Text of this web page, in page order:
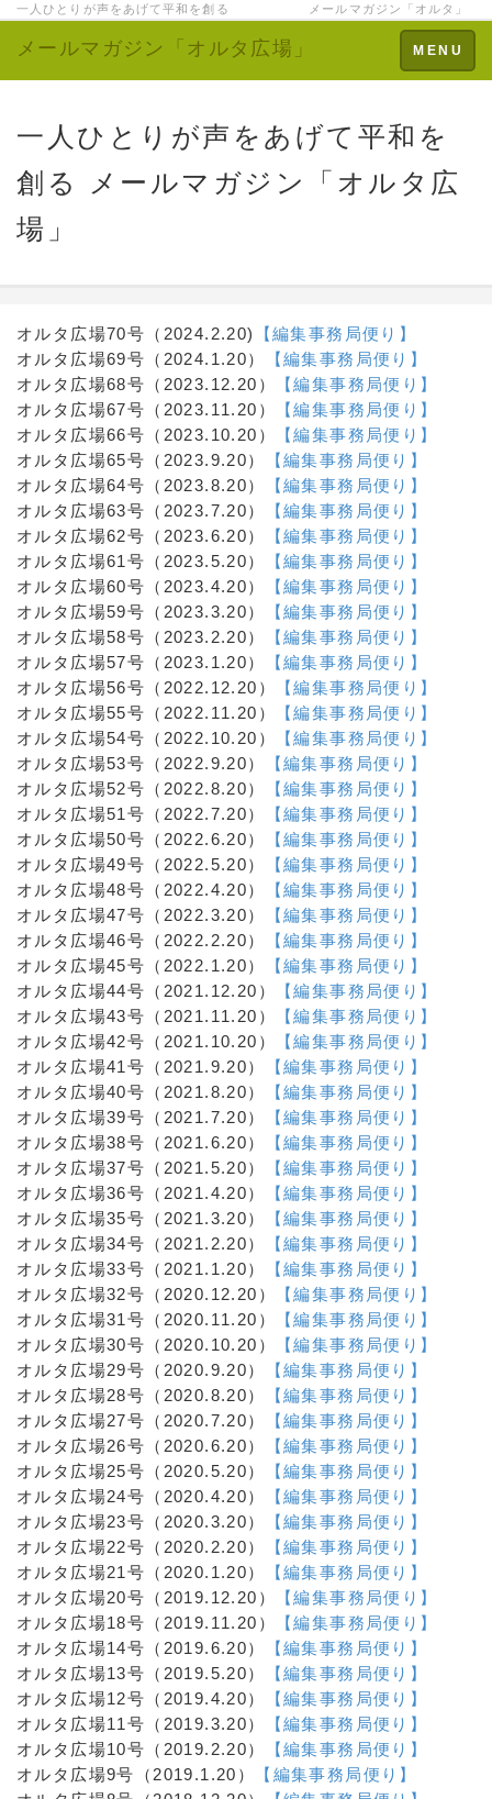
一人ひとりが声をあげて平和を創る メールマガジン「オルタ」
Toggle
navigation
MENU
メールマガジン「オルタ広場」
一人ひとりが声をあげて平和を
創る メールマガジン「オルタ広
場」
オルタ広場70号（2024.2.20)
【編集事務局便り】
オルタ広場69号（2024.1.20）
【編集事務局便り】
オルタ広場68号（2023.12.20）
【編集事務局便り】
オルタ広場67号（2023.11.20）
【編集事務局便り】
オルタ広場66号（2023.10.20）
【編集事務局便り】
オルタ広場65号（2023.9.20）
【編集事務局便り】
オルタ広場64号（2023.8.20）
【編集事務局便り】
オルタ広場63号（2023.7.20）
【編集事務局便り】
オルタ広場62号（2023.6.20）
【編集事務局便り】
オルタ広場61号（2023.5.20）
【編集事務局便り】
オルタ広場60号（2023.4.20）
【編集事務局便り】
オルタ広場59号（2023.3.20）
【編集事務局便り】
オルタ広場58号（2023.2.20）
【編集事務局便り】
オルタ広場57号（2023.1.20）
【編集事務局便り】
オルタ広場56号（2022.12.20）
【編集事務局便り】
オルタ広場55号（2022.11.20）
【編集事務局便り】
オルタ広場54号（2022.10.20）
【編集事務局便り】
オルタ広場53号（2022.9.20）
【編集事務局便り】
オルタ広場52号（2022.8.20）
【編集事務局便り】
オルタ広場51号（2022.7.20）
【編集事務局便り】
オルタ広場50号（2022.6.20）
【編集事務局便り】
オルタ広場49号（2022.5.20）
【編集事務局便り】
オルタ広場48号（2022.4.20）
【編集事務局便り】
オルタ広場47号（2022.3.20）
【編集事務局便り】
オルタ広場46号（2022.2.20）
【編集事務局便り】
オルタ広場45号（2022.1.20）
【編集事務局便り】
オルタ広場44号（2021.12.20）
【編集事務局便り】
オルタ広場43号（2021.11.20）
【編集事務局便り】
オルタ広場42号（2021.10.20）
【編集事務局便り】
オルタ広場41号（2021.9.20）
【編集事務局便り】
オルタ広場40号（2021.8.20）
【編集事務局便り】
オルタ広場39号（2021.7.20）
【編集事務局便り】
オルタ広場38号（2021.6.20）
【編集事務局便り】
オルタ広場37号（2021.5.20）
【編集事務局便り】
オルタ広場36号（2021.4.20）
【編集事務局便り】
オルタ広場35号（2021.3.20）
【編集事務局便り】
オルタ広場34号（2021.2.20）
【編集事務局便り】
オルタ広場33号（2021.1.20）
【編集事務局便り】
オルタ広場32号（2020.12.20）
【編集事務局便り】
オルタ広場31号（2020.11.20）
【編集事務局便り】
オルタ広場30号（2020.10.20）
【編集事務局便り】
オルタ広場29号（2020.9.20）
【編集事務局便り】
オルタ広場28号（2020.8.20）
【編集事務局便り】
オルタ広場27号（2020.7.20）
【編集事務局便り】
オルタ広場26号（2020.6.20）
【編集事務局便り】
オルタ広場25号（2020.5.20）
【編集事務局便り】
オルタ広場24号（2020.4.20）
【編集事務局便り】
オルタ広場23号（2020.3.20）
【編集事務局便り】
オルタ広場22号（2020.2.20）
【編集事務局便り】
オルタ広場21号（2020.1.20）
【編集事務局便り】
オルタ広場20号（2019.12.20）
【編集事務局便り】
オルタ広場18号（2019.11.20）
【編集事務局便り】
オルタ広場14号（2019.6.20）
【編集事務局便り】
オルタ広場13号（2019.5.20）
【編集事務局便り】
オルタ広場12号（2019.4.20）
【編集事務局便り】
オルタ広場11号（2019.3.20）
【編集事務局便り】
オルタ広場10号（2019.2.20）
【編集事務局便り】
オルタ広場9号（2019.1.20）
【編集事務局便り】